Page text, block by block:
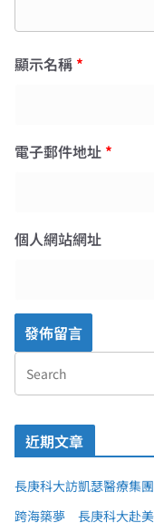
顯示名稱 *
電子郵件地址 *
個人網站網址
近期文章
長庚科大訪凱瑟醫療集
跨海築夢 長庚科大赴